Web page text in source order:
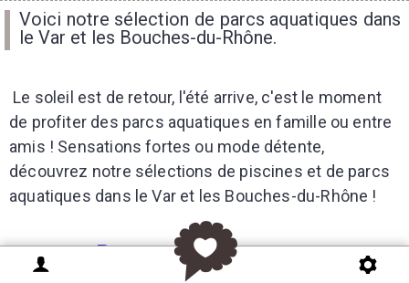
Voici notre sélection de parcs aquatiques dans
le Var et les Bouches-du-Rhône.
Le soleil est de retour, l'été arrive, c'est le moment
de profiter des parcs aquatiques en famille ou entre
amis ! Sensations fortes ou mode détente,
découvrez notre sélections de piscines et de parcs
aquatiques dans le Var et les Bouches-du-Rhône !
Parcs aquatiques♦♦♦